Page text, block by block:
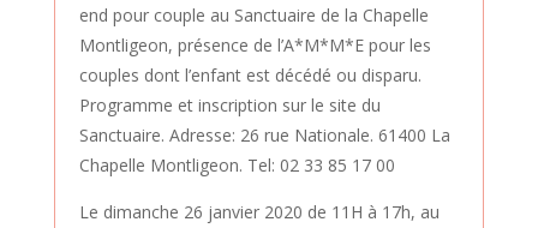
end pour couple au Sanctuaire de la Chapelle
Montligeon, présence de l’A*M*M*E pour les
couples dont l’enfant est décédé ou disparu.
Programme et inscription sur le site du
Sanctuaire. Adresse: 26 rue Nationale. 61400 La
Chapelle Montligeon. Tel: 02 33 85 17 00
Le dimanche 26 janvier 2020 de 11H à 17h, au